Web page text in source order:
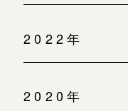
2022年
2020年